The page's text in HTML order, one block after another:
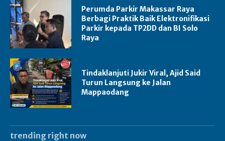
Perumda Parkir Makassar Raya
Berbagi Praktik Baik Elektronifikasi
Parkir kepada TP2DD dan BI Solo
Raya
Tindaklanjuti Jukir Viral, Ajid Said
Turun Langsung ke Jalan
Mappaodang
trending right now